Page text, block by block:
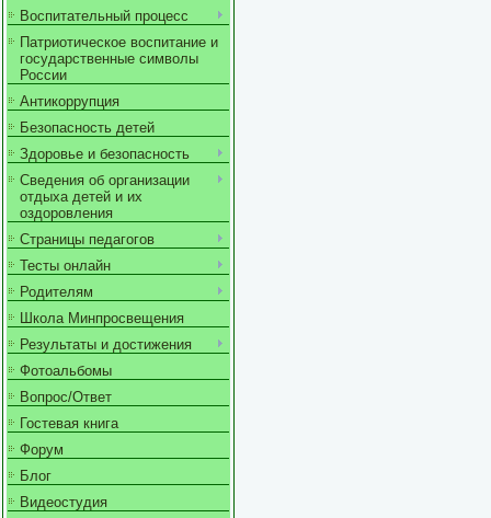
Воспитательный процесс
Патриотическое воспитание и
государственные символы
России
Антикоррупция
Безопасность детей
Здоровье и безопасность
Сведения об организации
отдыха детей и их
оздоровления
Страницы педагогов
Тесты онлайн
Родителям
Школа Минпросвещения
Результаты и достижения
Фотоальбомы
Вопрос/Ответ
Гостевая книга
Форум
Блог
Видеостудия